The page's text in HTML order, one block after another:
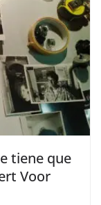
tiene que
Voor